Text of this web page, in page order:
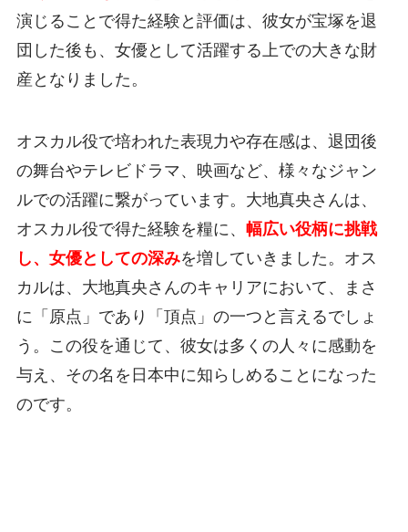
演じることで得た経験と評価は、彼女が宝塚を退
団した後も、女優として活躍する上での大きな財
産となりました。
オスカル役で培われた表現力や存在感は、退団後
の舞台やテレビドラマ、映画など、様々なジャン
ルでの活躍に繋がっています。大地真央さんは、
オスカル役で得た経験を糧に、 幅広い役柄に挑戦
し、女優としての深みを増していきました。オス
カルは、大地真央さんのキャリアにおいて、まさ
に「原点」であり「頂点」の一つと言えるでしょ
う。この役を通じて、彼女は多くの人々に感動を
与え、その名を日本中に知らしめることになった
のです。